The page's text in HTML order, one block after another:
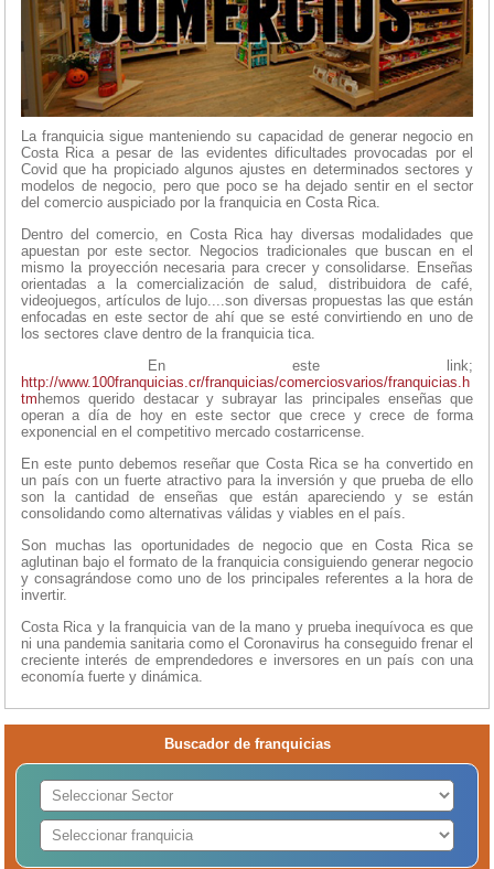
La franquicia sigue manteniendo su capacidad de generar negocio en
Costa Rica a pesar de las evidentes dificultades provocadas por el
Covid que ha propiciado algunos ajustes en determinados sectores y
modelos de negocio, pero que poco se ha dejado sentir en el sector
del comercio auspiciado por la franquicia en Costa Rica.
Dentro del comercio, en Costa Rica hay diversas modalidades que
apuestan por este sector. Negocios tradicionales que buscan en el
mismo la proyección necesaria para crecer y consolidarse. Enseñas
orientadas a la comercialización de salud, distribuidora de café,
videojuegos, artículos de lujo....son diversas propuestas las que están
enfocadas en este sector de ahí que se esté convirtiendo en uno de
los sectores clave dentro de la franquicia tica.
En este link;
http://www.100franquicias.cr/franquicias/comerciosvarios/franquicias.h
tm hemos querido destacar y subrayar las principales enseñas que
operan a día de hoy en este sector que crece y crece de forma
exponencial en el competitivo mercado costarricense.
En este punto debemos reseñar que Costa Rica se ha convertido en
un país con un fuerte atractivo para la inversión y que prueba de ello
son la cantidad de enseñas que están apareciendo y se están
consolidando como alternativas válidas y viables en el país.
Son muchas las oportunidades de negocio que en Costa Rica se
aglutinan bajo el formato de la franquicia consiguiendo generar negocio
y consagrándose como uno de los principales referentes a la hora de
invertir.
Costa Rica y la franquicia van de la mano y prueba inequívoca es que
ni una pandemia sanitaria como el Coronavirus ha conseguido frenar el
creciente interés de emprendedores e inversores en un país con una
economía fuerte y dinámica.
Buscador de franquicias